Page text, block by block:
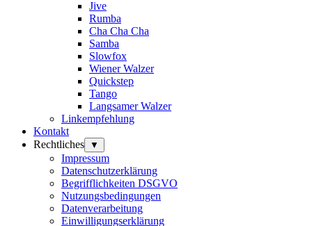
Jive
Rumba
Cha Cha Cha
Samba
Slowfox
Wiener Walzer
Quickstep
Tango
Langsamer Walzer
Linkempfehlung
Kontakt
Rechtliches
▼
Impressum
Datenschutzerklärung
Begrifflichkeiten DSGVO
Nutzungsbedingungen
Datenverarbeitung
Einwilligungserklärung